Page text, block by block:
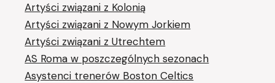
Artyści związani z Kolonią
Artyści związani z Nowym Jorkiem
Artyści związani z Utrechtem
AS Roma w poszczególnych sezonach
Asystenci trenerów Boston Celtics